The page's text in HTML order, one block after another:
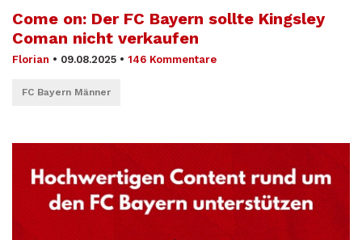
Come on: Der FC Bayern sollte Kingsley
Coman nicht verkaufen
Florian • 09.08.2025 • 146 Kommentare
FC Bayern Männer